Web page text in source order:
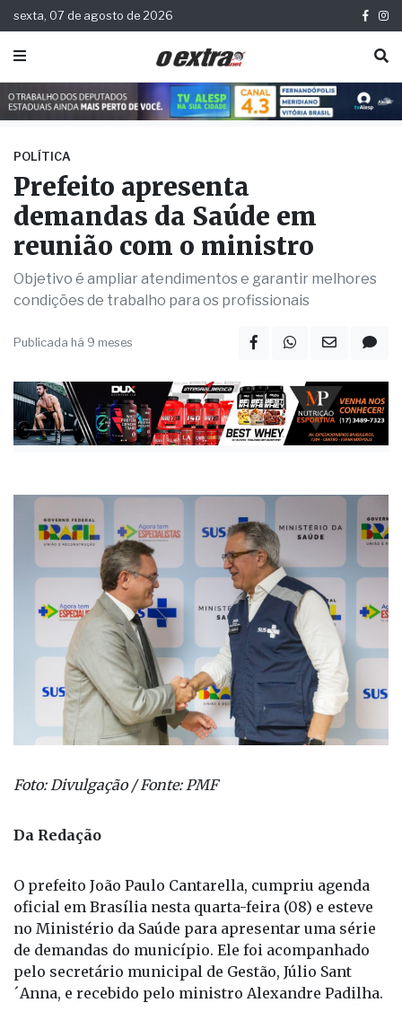
sexta, 07 de agosto de 2026
POLÍTICA
Prefeito apresenta
demandas da Saúde em
reunião com o ministro
Objetivo é ampliar atendimentos e garantir melhores
condições de trabalho para os profissionais
Publicada há 9 meses
Foto: Divulgação / Fonte: PMF
Da Redação
O prefeito João Paulo Cantarella, cumpriu agenda
oficial em Brasília nesta quarta-feira (08) e esteve
no Ministério da Saúde para apresentar uma série
de demandas do município. Ele foi acompanhado
pelo secretário municipal de Gestão, Júlio Sant
´Anna, e recebido pelo ministro Alexandre Padilha.